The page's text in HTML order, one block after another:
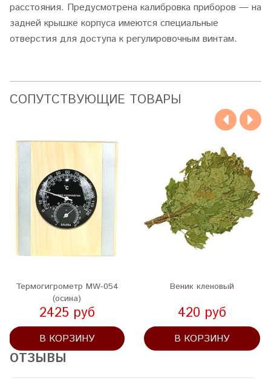
расстояния. Предусмотрена калибровка приборов — на
задней крышке корпуса имеются специальные
отверстия для доступа к регулировочным винтам.
CОПУТСТВУЮЩИЕ ТОВАРЫ
Термогигрометр MW-054
(осина)
2425 руб
В КОРЗИНУ
Веник кленовый
420 руб
В КОРЗИНУ
ОТЗЫВЫ